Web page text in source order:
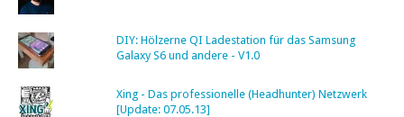
DIY: Hölzerne QI Ladestation für das Samsung
Galaxy S6 und andere - V1.0
Xing - Das professionelle (Headhunter) Netzwerk
[Update: 07.05.13]